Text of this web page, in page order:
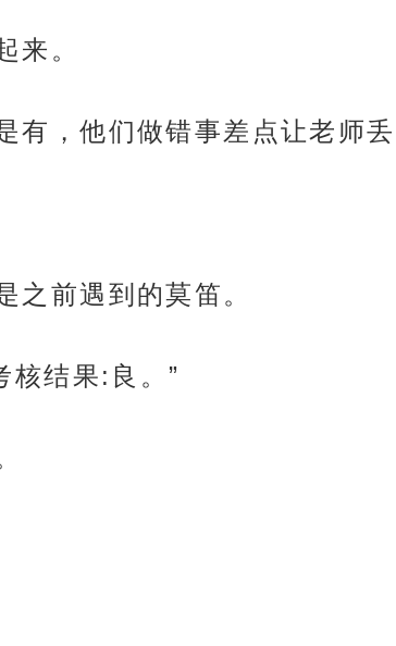
来。
有，他们做错事差点让老师
之前遇到的莫笛。
核结果:良。”